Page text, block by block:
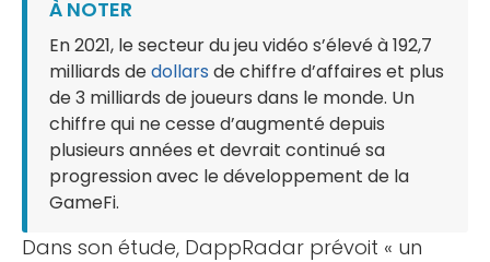
À NOTER
En 2021, le secteur du jeu vidéo s’élevé à 192,7
milliards dedollars de chiffre d’affaires et plus
de 3 milliards de joueurs dans le monde. Un
chiffre qui ne cesse d’augmenté depuis
plusieurs années et devrait continué sa
progression avec le développement de la
GameFi.
Dans son étude, DappRadar prévoit « un